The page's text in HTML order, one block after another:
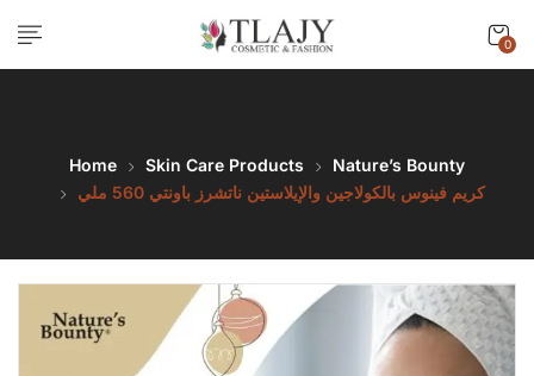
0
Home Skin Care Products
Nature’s Bounty
كريم فينوس بالكولاجين والإيلاستين ناتشرز باونتي 560 ملي